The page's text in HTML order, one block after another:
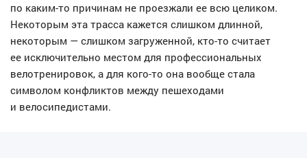
по каким-то причинам не проезжали ее всю целиком.
Некоторым эта трасса кажется слишком длинной,
некоторым — слишком загруженной, кто-то считает
ее исключительно местом для профессиональных
велотренировок, а для кого-то она вообще стала
символом конфликтов между пешеходами
и велосипедистами.